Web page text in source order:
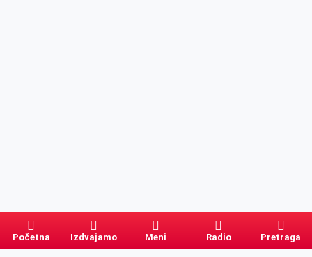
Početna Izdvajamo Meni Radio Pretraga